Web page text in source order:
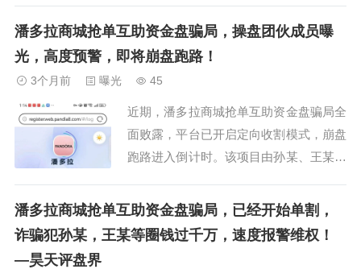
了潘多拉项目的操盘手孙娟娟的开盘诈骗
历史。孙娟娟，河南焦作人，艺名阿朵，
手机号码1553917644X，还用过一个号码
潘多拉商城抢单互助资金盘骗局，操盘团伙成员曝
光，高度预警，即将崩盘跑路！
3个月前 曝光 45
近期，潘多拉商城抢单互助资金盘骗局全
面败露，平台已开启定向收割模式，崩盘
跑路进入倒计时。该项目由孙某、王某等
团伙作案劣迹斑斑，长期游走在诈骗灰色
地带。据查实，这伙骗子属于专业开盘团
队，过往曾先后推出万邦汇、壹恒、汇赢
潘多拉商城抢单互助资金盘骗局，已经开始单割，
诈骗犯孙某，王某等圈钱过千万，速度报警维权！
—昊天评盘界